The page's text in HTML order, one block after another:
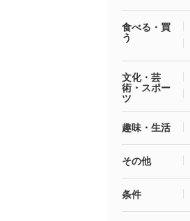
食べる・買
う
文化・芸
術・スポー
ツ
趣味・生活
その他
条件